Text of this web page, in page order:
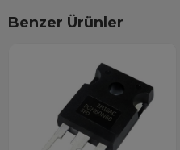
Benzer Ürünler